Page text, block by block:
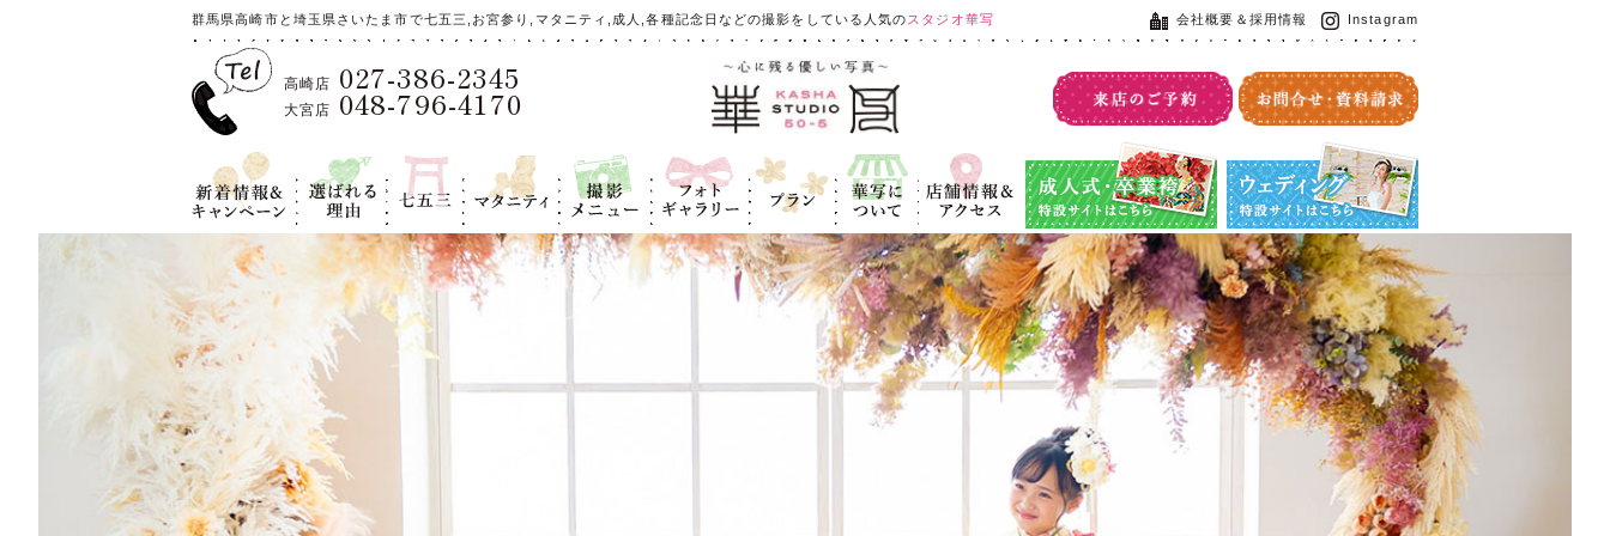
群馬県高崎市と埼玉県さいたま市で七五三,お宮参り,マタニティ,成人,各種記念日などの撮影をしている人気のスタジオ華写
高崎店 027-386-2345
大宮店 048-796-4170
会社概要＆採用情報 Instagram
新着情報＆キ
ャンペーン
選ばれる理
由
七五三 マタニティ
撮影メニュ
ー
フォトギャラ
リー
プラン
華写につい
て
店舗情報＆ア
クセス
成人式・卒業袴特設サイト ウエディング特設サイト